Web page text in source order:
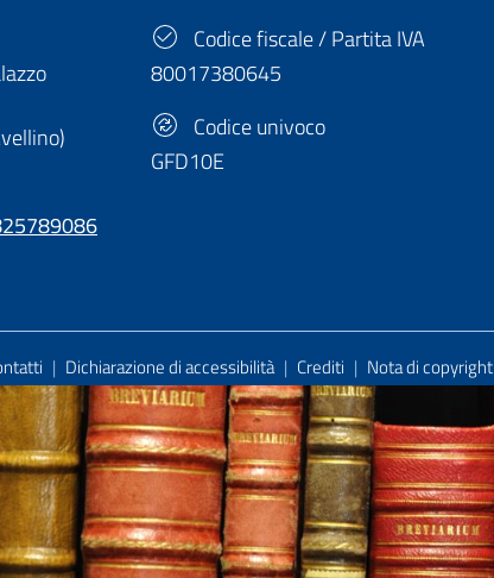
Codice fiscale / Partita IVA
80017380645
Codice univoco
GFD10E
| Dichiarazione di accessibilità | Crediti | Nota di copyright